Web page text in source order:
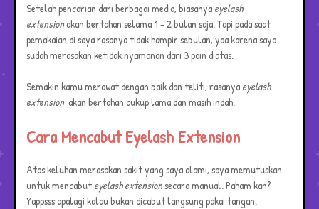
Setelah pencarian dari berbagai media, biasanyaeyelash
extensionakan bertahan selama 1 - 2 bulan saja. Tapi pada saat
pemakaian di saya rasanya tidak hampir sebulan, yaa karena saya
sudah merasakan ketidak nyamanan dari 3 poin diatas.
Semakin kamu merawat dengan baik dan teliti, rasanyaeyelash
extension akan bertahan cukup lama dan masih indah.
Cara Mencabut Eyelash Extension
Atas keluhan merasakan sakit yang saya alami, saya memutuskan
untuk mencabuteyelash extensionsecara manual. Paham kan?
Yappsss apalagi kalau bukan dicabut langsung pakai tangan.